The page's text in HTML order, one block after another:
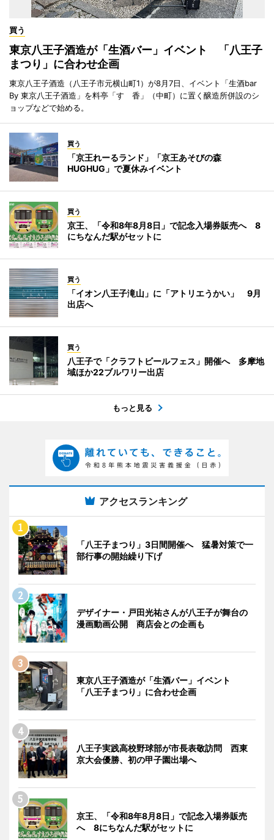
買う
東京八王子酒造が「生酒バー」イベント 「八王子
まつり」に合わせ企画
東京八王子酒造（八王子市元横山町1）が8月7日、イベント「生酒bar
By 東京八王子酒造」を料亭「すゞ香」（中町）に置く醸造所併設のシ
ョップなどで始める。
買う
「京王れーるランド」「京王あそびの森
HUGHUG」で夏休みイベント
買う
京王、「令和8年8月8日」で記念入場券販売へ 8
にちなんだ駅がセットに
買う
「イオン八王子滝山」に「アトリエうかい」 9月
出店へ
買う
八王子で「クラフトビールフェス」開催へ 多摩地
域ほか22ブルワリー出店
もっと見る
アクセスランキング
「八王子まつり」3日間開催へ 猛暑対策で一
部行事の開始繰り下げ
デザイナー・戸田光祐さんが八王子が舞台の
漫画動画公開 商店会との企画も
東京八王子酒造が「生酒バー」イベント
「八王子まつり」に合わせ企画
八王子実践高校野球部が市長表敬訪問 西東
京大会優勝、初の甲子園出場へ
京王、「令和8年8月8日」で記念入場券販売
へ 8にちなんだ駅がセットに